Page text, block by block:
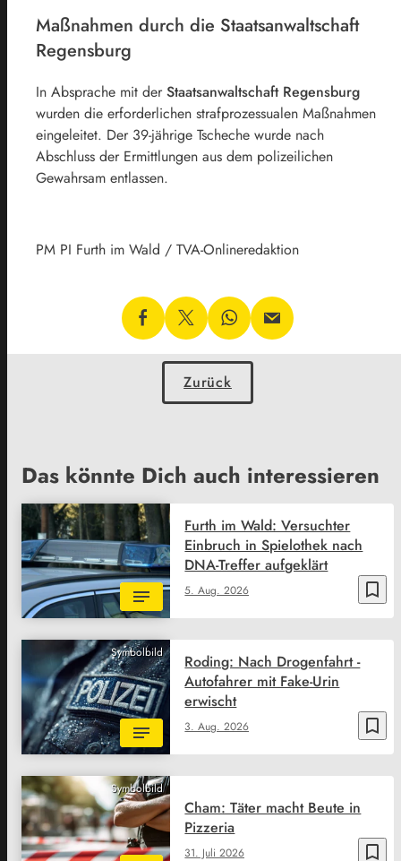
Maßnahmen durch die Staatsanwaltschaft
Regensburg
In Absprache mit der Staatsanwaltschaft Regensburg
wurden die erforderlichen strafprozessualen Maßnahmen
eingeleitet. Der 39-jährige Tscheche wurde nach
Abschluss der Ermittlungen aus dem polizeilichen
Gewahrsam entlassen.
PM PI Furth im Wald / TVA-Onlineredaktion
Zurück
Das könnte Dich auch interessieren
bookmark_border
5. Aug. 2026
Furth im Wald: Versuchter
Einbruch in Spielothek nach
DNA-Treffer aufgeklärt
Symbolbild
bookmark_border
3. Aug. 2026
Roding: Nach Drogenfahrt -
Autofahrer mit Fake-Urin
erwischt
Symbolbild
bookmark_border
31. Juli 2026
Cham: Täter macht Beute in
Pizzeria